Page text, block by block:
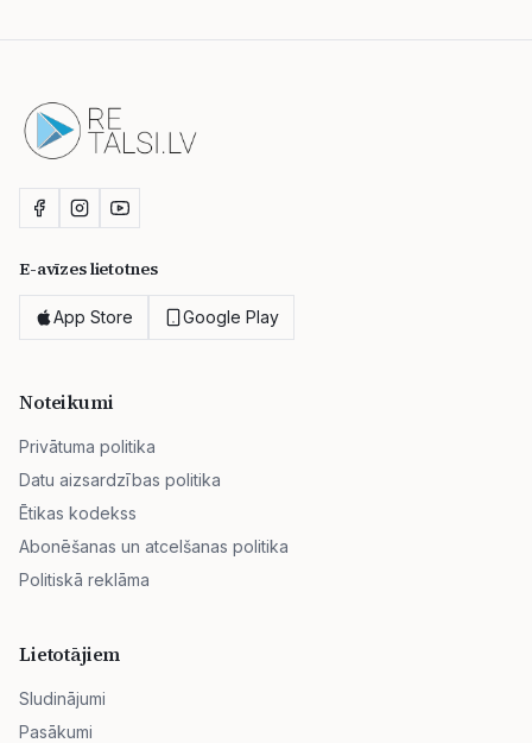
E-avīzes lietotnes
App Store Google Play
Noteikumi
Privātuma politika
Datu aizsardzības politika
Ētikas kodekss
Abonēšanas un atcelšanas politika
Politiskā reklāma
Lietotājiem
Sludinājumi
Pasākumi